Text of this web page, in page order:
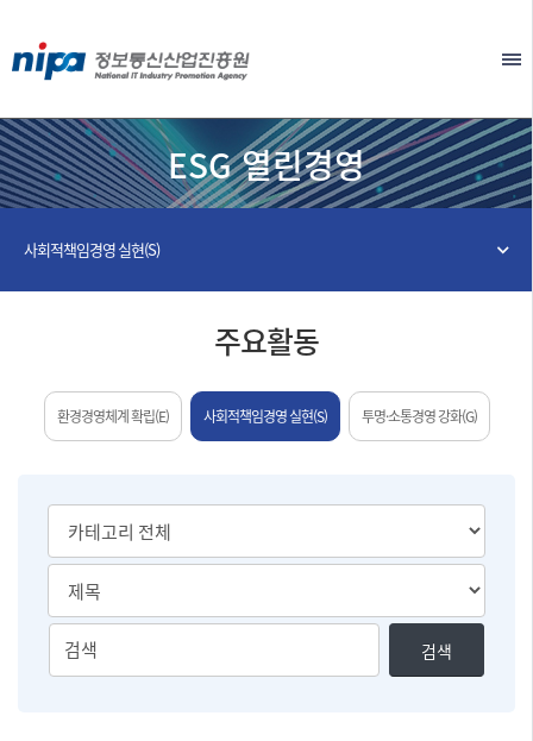
ESG 열린경영
사회적책임경영 실현(S)
주요활동
환경경영체계 확립(E) 사회적책임경영 실현(S) 투명·소통경영 강화(G)
카
고
분
검검
검색